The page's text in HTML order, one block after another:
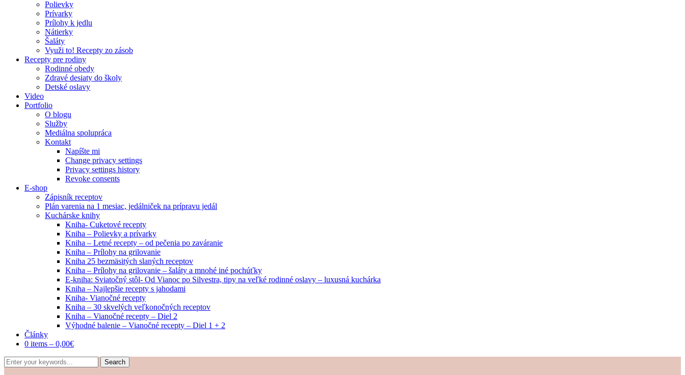
Polievky
Prívarky
Prílohy k jedlu
Nátierky
Šaláty
Využi to! Recepty zo zásob
Recepty pre rodiny
Rodinné obedy
Zdravé desiaty do školy
Detské oslavy
Video
Portfolio
O blogu
Služby
Mediálna spolupráca
Kontakt
Napíšte mi
Change privacy settings
Privacy settings history
Revoke consents
E-shop
Zápisník receptov
Plán varenia na 1 mesiac, jedálniček na prípravu jedál
Kuchárske knihy
Kniha- Cuketové recepty
Kniha – Polievky a prívarky
Kniha – Letné recepty – od pečenia po zaváranie
Kniha – Prílohy na grilovanie
Kniha 25 bezmäsitých slaných receptov
Kniha – Prílohy na grilovanie – šaláty a mnohé iné pochúťky
E-kniha: Sviatočný stôl- Od Vianoc po Silvestra, tipy na veľké rodinné oslavy – luxusná kuchárka
Kniha – Najlepšie recepty s jahodami
Kniha- Vianočné recepty
Kniha – 30 skvelých veľkonočných receptov
Kniha – Vianočné recepty – Diel 2
Výhodné balenie – Vianočné recepty – Diel 1 + 2
Články
0 items – 0,00€